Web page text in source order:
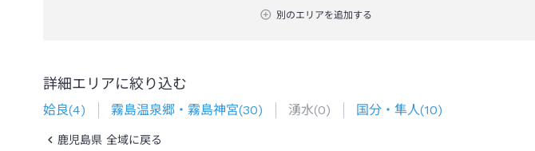
別のエリアを追加する
詳細エリアに絞り込む
姶良(4) 霧島温泉郷・霧島神宮(30) 湧水(0) 国分・隼人(10)
鹿児島県 全域に戻る